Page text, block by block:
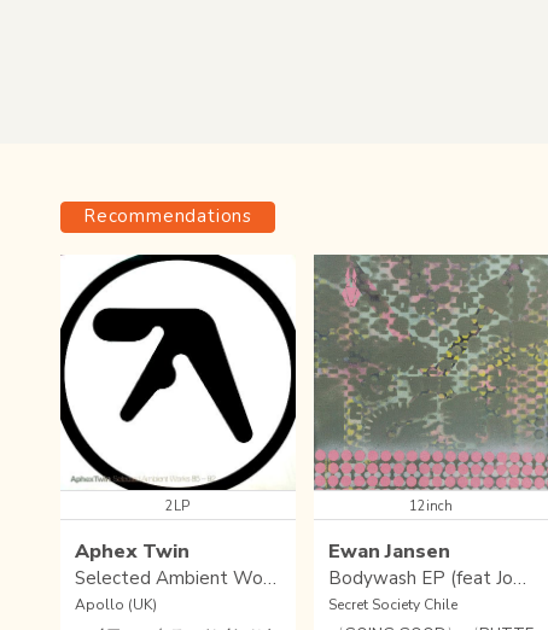
Recommendations
2LP
Aphex Twin
Selected Ambient Works 85-92’
Apollo (UK)
12inch
Ewan Jansen
Bodywash EP (feat John Dimas mix)
Secret Society Chile